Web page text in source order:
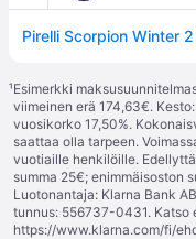
¹Esimerkki
viimeinen erä 174,63€.
vuosikorko 17,50%.
saattaa olla tarpeen.
vuotiaille henkilöille.
summa 25€; enimmäisoston
Luotonantaja: Klarna Bank
tunnus: 556737-0431. Katso
https://www.klarna.com/fi/